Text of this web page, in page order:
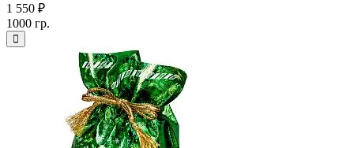
1 550 ₽
1000 гр.